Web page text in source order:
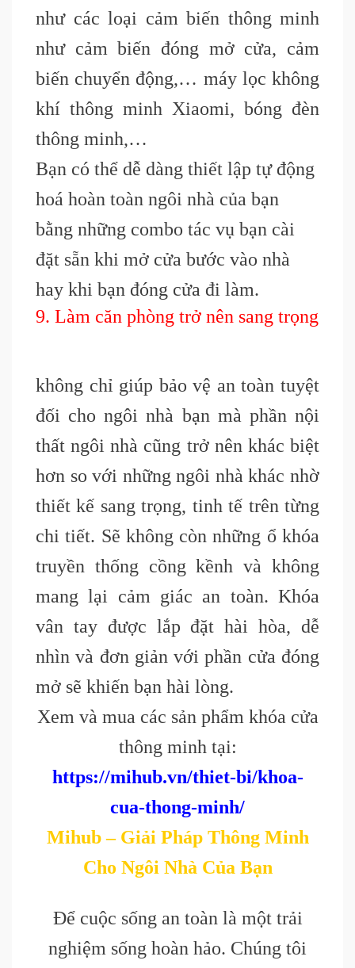
như các loại cảm biến thông minh
như cảm biến đóng mở cửa, cảm
biến chuyển động,… máy lọc không
khí thông minh Xiaomi, bóng đèn
thông minh,…
Bạn có thể dễ dàng thiết lập tự động
hoá hoàn toàn ngôi nhà của bạn
bằng những combo tác vụ bạn cài
đặt sẵn khi mở cửa bước vào nhà
hay khi bạn đóng cửa đi làm.
9. Làm căn phòng trở nên sang trọng
không chỉ giúp bảo vệ an toàn tuyệt
đối cho ngôi nhà bạn mà phần nội
thất ngôi nhà cũng trở nên khác biệt
hơn so với những ngôi nhà khác nhờ
thiết kế sang trọng, tinh tế trên từng
chi tiết. Sẽ không còn những ổ khóa
truyền thống cồng kềnh và không
mang lại cảm giác an toàn. Khóa
vân tay được lắp đặt hài hòa, dễ
nhìn và đơn giản với phần cửa đóng
mở sẽ khiến bạn hài lòng.
Xem và mua các sản phẩm khóa cửa
thông minh tại:
https://mihub.vn/thiet-bi/khoa-
cua-thong-minh/
Mihub – Giải Pháp Thông Minh
Cho Ngôi Nhà Của Bạn
Để cuộc sống an toàn là một trải
nghiệm sống hoàn hảo. Chúng tôi